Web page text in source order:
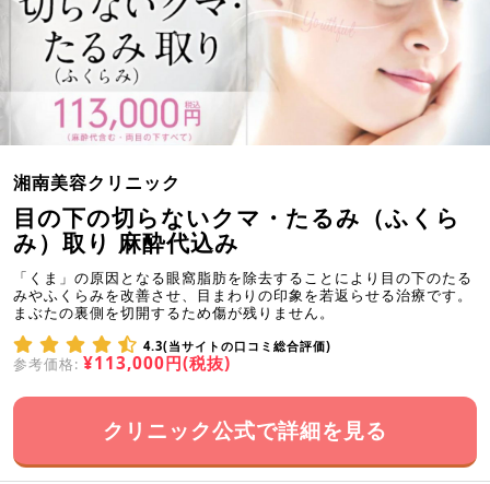
湘南美容クリニック
目の下の切らないクマ・たるみ（ふくら
み）取り 麻酔代込み
「くま」の原因となる眼窩脂肪を除去することにより目の下のたる
みやふくらみを改善させ、目まわりの印象を若返らせる治療です。
まぶたの裏側を切開するため傷が残りません。
4.3(当サイトの口コミ総合評価)
参考価格: ¥113,000円(税抜)
クリニック公式で詳細を見る